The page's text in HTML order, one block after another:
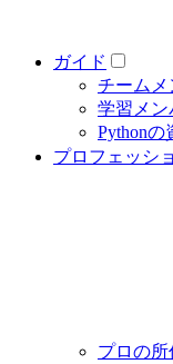
ガイド
チームメ
学習メン
Python
プロフェッシ
プロの所